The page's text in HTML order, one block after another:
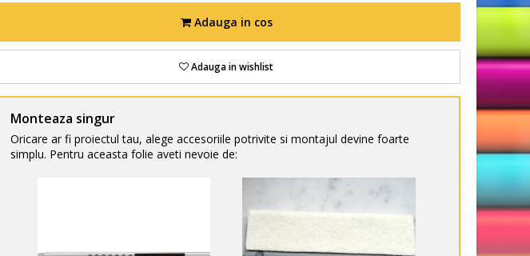
Adauga in cos
Adauga in wishlist
Monteaza singur
Oricare ar fi proiectul tau, alege accesoriile potrivite si montajul devine foarte
simplu. Pentru aceasta folie aveti nevoie de: